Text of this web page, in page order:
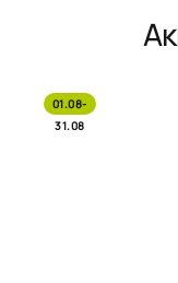
01.08-
31.08